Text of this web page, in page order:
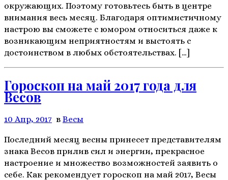
окружающих. Поэтому готовьтесь быть в центре
внимания весь месяц. Благодаря оптимистичному
настрою вы сможете с юмором относиться даже к
возникающим неприятностям и выстоять с
достоинством в любых обстоятельствах. […]
Гороскоп на май 2017 года для
Весов
10 Апр, 2017 в Весы
Последний месяц весны принесет представителям
знака Весов прилив сил и энергии, прекрасное
настроение и множество возможностей заявить о
себе. Как рекомендует гороскоп на май 2017, Весы